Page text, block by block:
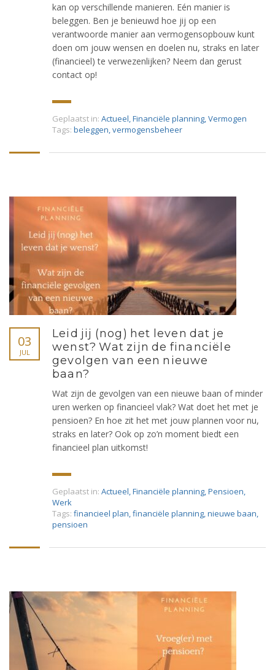
kan op verschillende manieren. Eén manier is
beleggen. Ben je benieuwd hoe jij op een
verantwoorde manier aan vermogensopbouw kunt
doen om jouw wensen en doelen nu, straks en later
(financieel) te verwezenlijken? Neem dan gerust
contact op!
Geplaatst in: Actueel,Financiële planning,Vermogen
Tags: beleggen,vermogensbeheer
03
JUL
Leid jij (nog) het leven dat je
wenst? Wat zijn de financiële
gevolgen van een nieuwe
baan?
Wat zijn de gevolgen van een nieuwe baan of minder
uren werken op financieel vlak? Wat doet het met je
pensioen? En hoe zit het met jouw plannen voor nu,
straks en later? Ook op zo’n moment biedt een
financieel plan uitkomst!
Geplaatst in: Actueel,Financiële planning,Pensioen,
Werk
Tags: financieel plan,financiële planning,nieuwe baan,
pensioen